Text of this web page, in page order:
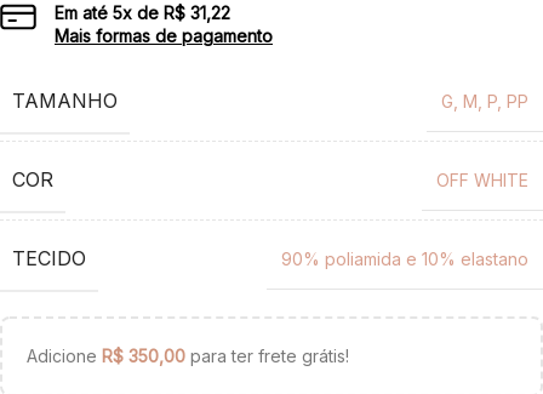
Em até 5x de R$ 31,22
Mais formas de pagamento
TAMANHO G M P PP
COR OFF WHITE
TECIDO 90% poliamida e 10% elastano
Adicione R$ 350,00 para ter frete grátis!